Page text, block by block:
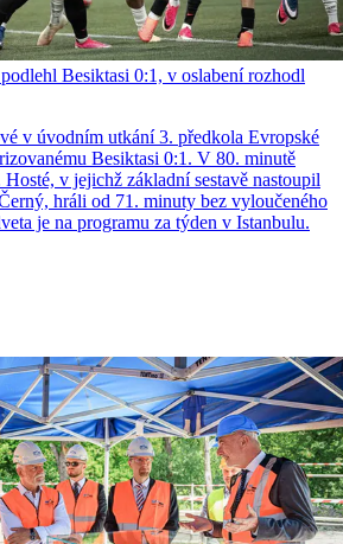
Besiktasi 0:1, v oslabení rozhodl
v úvodním utkání 3. předkola Evropské
Besiktasi 0:1. V 80. minutě
v jejichž základní sestavě nastoupil
hráli od 71. minuty bez vyloučeného
je na programu za týden v Istanbulu.